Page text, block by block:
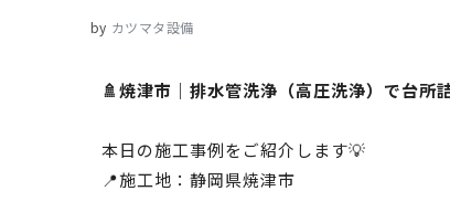
by カツマタ設備
🚿焼津市｜排水管洗浄（高圧洗浄）で台所
本日の施工事例をご紹介します💡
📍施工地：静岡県焼津市